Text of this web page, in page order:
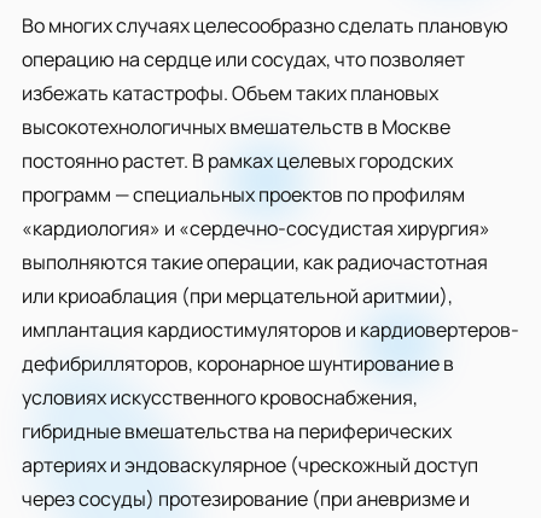
Во многих случаях целесообразно сделать плановую
операцию на сердце или сосудах, что позволяет
избежать катастрофы. Объем таких плановых
высокотехнологичных вмешательств в Москве
постоянно растет. В рамках целевых городских
программ — специальных проектов по профилям
«кардиология» и «сердечно-сосудистая хирургия»
выполняются такие операции, как радиочастотная
или криоаблация (при мерцательной аритмии),
имплантация кардиостимуляторов и кардиовертеров-
дефибрилляторов, коронарное шунтирование в
условиях искусственного кровоснабжения,
гибридные вмешательства на периферических
артериях и эндоваскулярное (чрескожный доступ
через сосуды) протезирование (при аневризме и